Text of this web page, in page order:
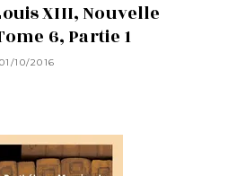
XIII, Nouvelle
6, Partie 1
01/10/2016